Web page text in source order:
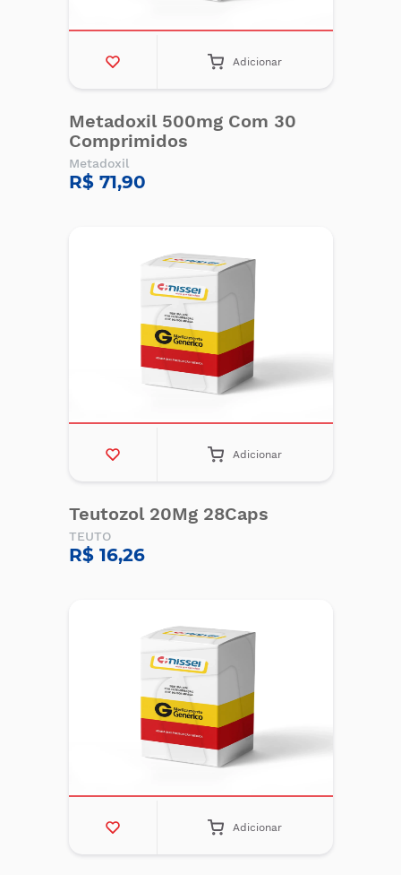
Adicionar
Metadoxil 500mg Com 30
Comprimidos
Metadoxil
R$ 71,90
Adicionar
Teutozol 20Mg 28Caps
TEUTO
R$ 16,26
Adicionar